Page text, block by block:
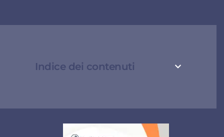
Indice dei contenuti